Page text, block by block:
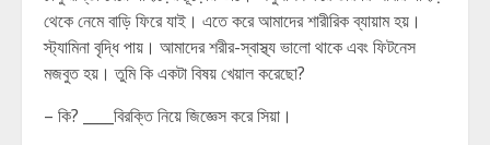
থেকে নেমে বাড়ি ফিরে যাই। এতে করে আমাদের শারীরিক ব্যায়াম হয়।
স্ট্যামিনা বৃদ্ধি পায়। আমাদের শরীর-স্বাস্থ্য ভালো থাকে এবং ফিটনেস
মজবুত হয়। তুমি কি একটা বিষয় খেয়াল করেছো?
– কি? ____বিরক্তি নিয়ে জিজ্ঞেস করে সিয়া।